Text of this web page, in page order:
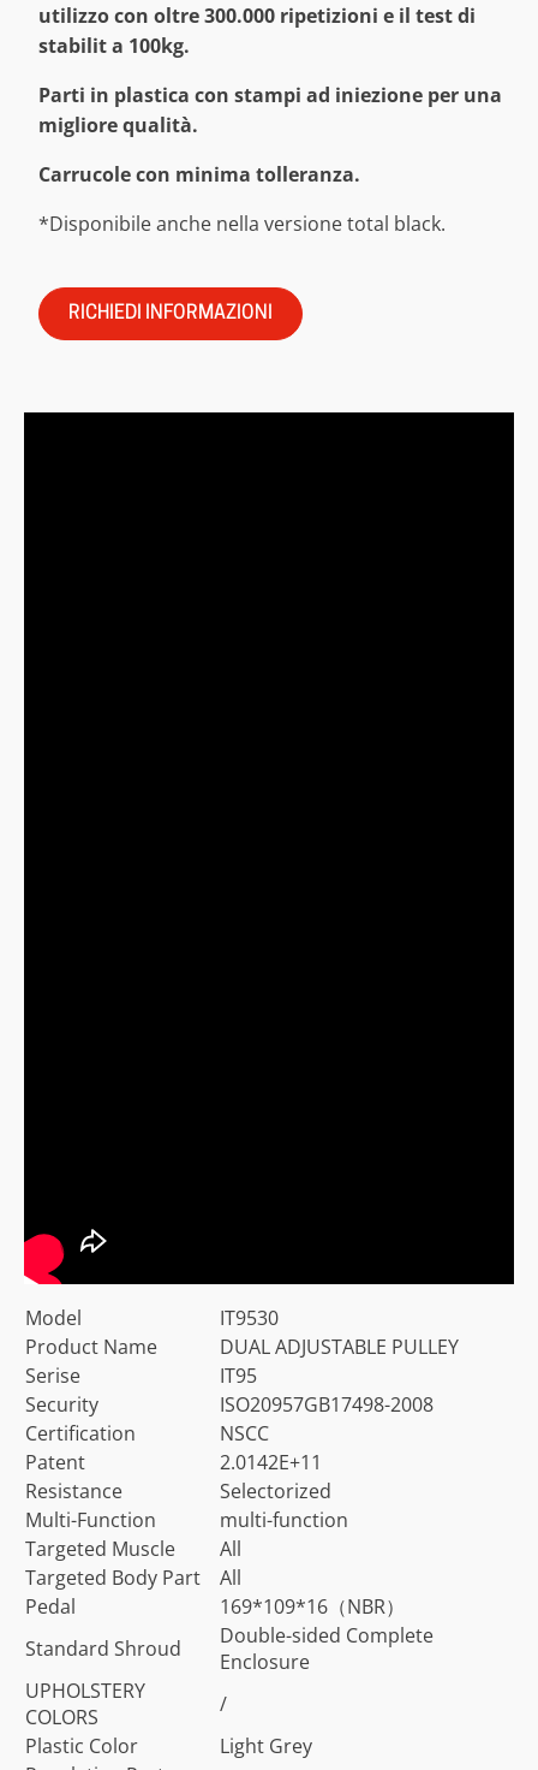
utilizzo con oltre 300.000 ripetizioni e il test di
stabilit a 100kg.
Parti in plastica con stampi ad iniezione per una
migliore qualità.
Carrucole con minima tolleranza.
*Disponibile anche nella versione total black.
RICHIEDI INFORMAZIONI
Model
IT9530
Product Name
DUAL ADJUSTABLE PULLEY
Serise
IT95
Security
ISO20957GB17498-2008
Certification
NSCC
Patent
2.0142E+11
Resistance
Selectorized
Multi-Function
multi-function
Targeted Muscle
All
Targeted Body Part
All
Pedal
169*109*16（NBR）
Standard Shroud
Double-sided Complete
Enclosure
UPHOLSTERY
COLORS
/
Plastic Color
Light Grey